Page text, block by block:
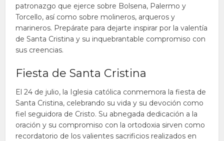
patronazgo que ejerce sobre Bolsena, Palermo y
Torcello, así como sobre molineros, arqueros y
marineros. Prepárate para dejarte inspirar por la valentía
de Santa Cristina y su inquebrantable compromiso con
sus creencias.
Fiesta de Santa Cristina
El 24 de julio, la Iglesia católica conmemora la fiesta de
Santa Cristina, celebrando su vida y su devoción como
fiel seguidora de Cristo. Su abnegada dedicación a la
oración y su compromiso con la ortodoxia sirven como
recordatorio de los valientes sacrificios realizados en